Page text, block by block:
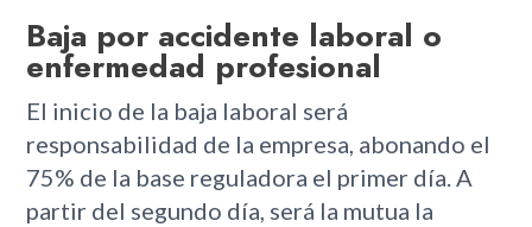
Baja por accidente laboral o
enfermedad profesional
El inicio de la baja laboral será
responsabilidad de la empresa, abonando el
75% de la base reguladora el primer día. A
partir del segundo día, será la mutua la